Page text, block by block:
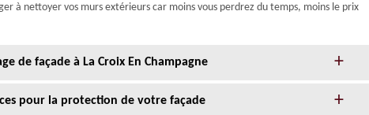
à nettoyer vos murs extérieurs car moins vous perdrez du temps, moins le prix
de façade à La Croix En Champagne
pour la protection de votre façade